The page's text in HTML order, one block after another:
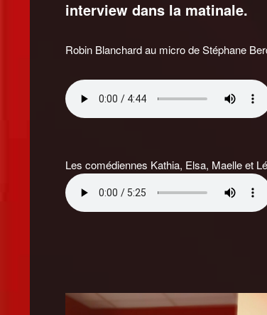
interview dans la matinale.
Robin Blanchard au micro de Stéphane
Les comédiennes Kathia, Elsa, Maelle et